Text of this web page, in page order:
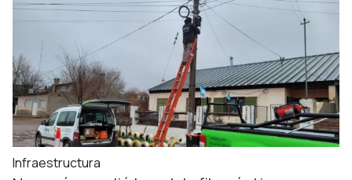
Infraestructura